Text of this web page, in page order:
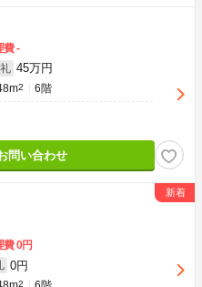
費-
礼 45万円
2 6階
問い合わせ
費0円
0円
2